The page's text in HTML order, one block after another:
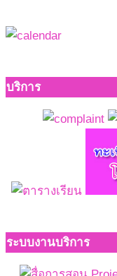
บริการ
ระบบงานบริการ